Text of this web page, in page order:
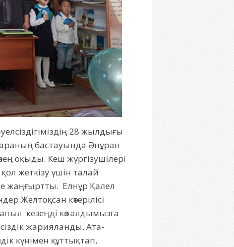
28 жылдығы
бастауында Әнұран
оқыды. Кеш жүргізушілері
жеткізу үшін талай
жаңғыртты. Елнұр Қалел
Желтоқсан көтерілісі
кезеңді көз алдымызға
жарияланды. Ата-
күнімен құттықтап,